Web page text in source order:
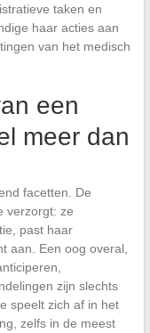
taken en
haar acties aan
van het medisch
een
meer dan
facetten. De
verzorgt: ze
past haar
aan. Een oog overal,
zijn slechts
speelt zich af in het
zelfs in de meest